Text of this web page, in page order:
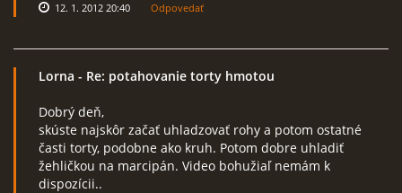
12. 1. 2012 20:40 Odpovedať
Lorna - Re: potahovanie torty hmotou
Dobrý deň,
skúste najskôr začať uhladzovať rohy a potom ostatné
časti torty, podobne ako kruh. Potom dobre uhladiť
žehličkou na marcipán. Video bohužiaľ nemám k
dispozícii..